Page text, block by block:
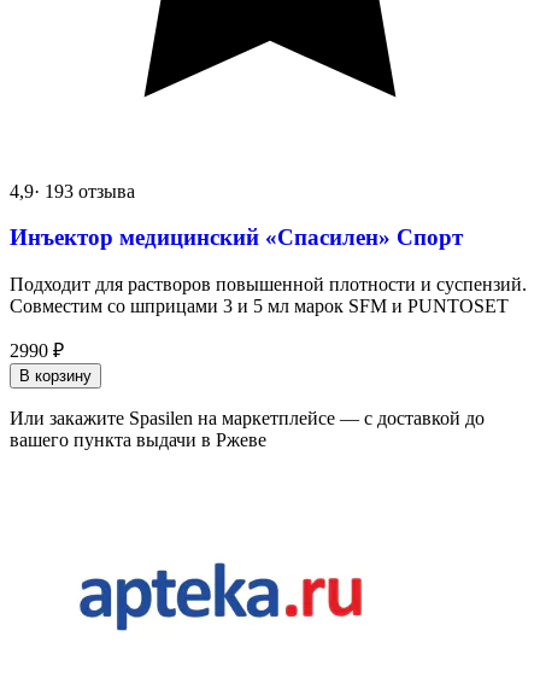
4,9· 193 отзыва
Инъектор медицинский «Спасилен» Спорт
Подходит для растворов повышенной плотности и суспензий.
Совместим со шприцами 3 и 5 мл марок SFM и PUNTOSET
2990 ₽
В корзину
Или закажите Spasilen на маркетплейсе — с доставкой до
вашего пункта выдачи в Ржеве